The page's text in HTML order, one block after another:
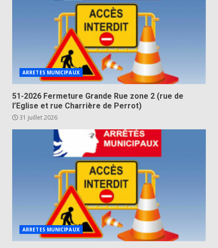
ARRETES MUNICIPAUX
51-2026 Fermeture Grande Rue zone 2 (rue de
l’Eglise et rue Charrière de Perrot)
31 juillet 2026
ARRETES MUNICIPAUX